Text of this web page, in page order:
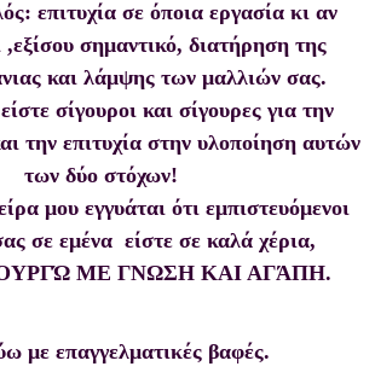
επιτυχία σε όποια εργασία κι αν
,εξίσου σημαντικό, διατήρηση της
και λάμψης των μαλλιών σας.
σίγουροι και σίγουρες για την
την επιτυχία στην υλοποίηση αυτών
των δύο στόχων!
μου εγγυάται ότι εμπιστευόμενοι
σε εμένα είστε σε καλά χέρια,
ΜΕ ΓΝΩΣΗ ΚΑΙ ΑΓΆΠΗ.
με επαγγελματικές βαφές.